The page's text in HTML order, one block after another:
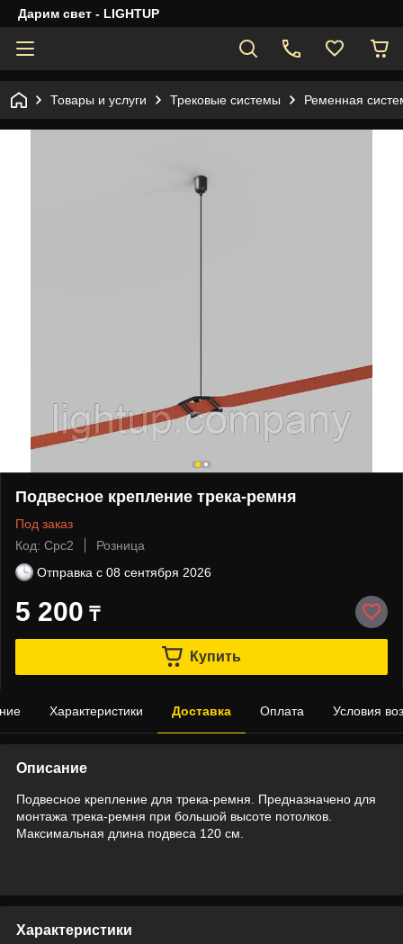
Дарим свет - LIGHTUP
Товары и услуги Трековые системы Ременная
Подвесное крепление трека-ремня
Под заказ
Код: Срс2
Розница
Отправка с 08 сентября 2026
5 200 ₸
Купить
Характеристики Доставка Оплата Условия
Описание
Подвесное крепление для трека-ремня. Предназначено для
монтажа трека-ремня при большой высоте потолков.
Максимальная длина подвеса 120 см.
Характеристики